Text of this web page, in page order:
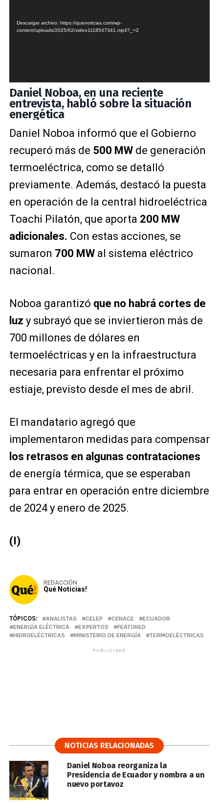
Descargar archivo: https://quenoticias.com/wp-
content/uploads/2025/02/video1118547341.mp4?_=2
Daniel Noboa, en una reciente
entrevista, habló sobre la situación
energética
Daniel Noboa informó que el Gobierno
recuperó más de 500 MW de generación
termoeléctrica, como se detalló
previamente. Además, destacó la puesta
en operación de la central hidroeléctrica
Toachi Pilatón, que aporta 200 MW
adicionales. Con estas acciones, se
sumaron 700 MWal sistema eléctrico
nacional.
Noboa garantizó que no habrá cortes de
luz y subrayó que se inviertieron más de
700 millones de dólares en
termoeléctricas y en la infraestructura
necesaria para enfrentar el próximo
estiaje, previsto desde el mes de abril.
El mandatario agregó que
implementaron medidas para compensar
los retrasos en algunas contrataciones
de energía térmica, que se esperaban
para entrar en operación entre diciembre
de 2024 y enero de 2025.
(I)
REDACCIÓN
Qué Noticias!
TÓPICOS: ANALISTAS CELEP CENACE
ECUADOR
ENERGÍA ELÉCTRICA
EXPERTOS
FEATURED
HIDROELÉCTRICAS
MINISTERIO DE ENERGÍA TERMOELÉCTRICAS
PUBLICIDAD
NOTICIAS RELACIONADAS
Daniel Noboa reorganiza la
Presidencia de Ecuador y nombra a un
nuevo portavoz